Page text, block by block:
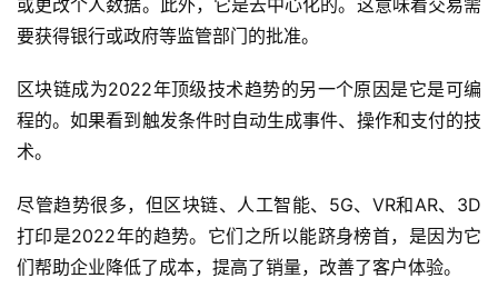
网
站
发
s
o
优
化
或更改个人数据。此外，它是去中心化的。这意味着交易需
要获得银行或政府等监管部门的批准。
区块链成为2022年顶级技术趋势的另一个原因是它是可编
程的。如果看到触发条件时自动生成事件、操作和支付的技
术。
尽管趋势很多，但区块链、人工智能、5G、VR和AR、3D
打印是2022年的趋势。它们之所以能跻身榜首，是因为它
们帮助企业降低了成本，提高了销量，改善了客户体验。